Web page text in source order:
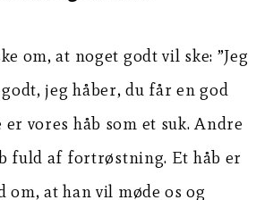
om, at noget godt vil ske: ”Jeg
jeg håber, du får en god
er vores håb som et suk. Andre
fuld af fortrøstning. Et håb er
om, at han vil møde os og